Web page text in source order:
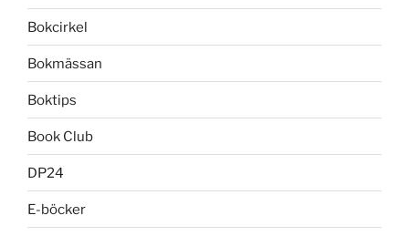
Bokcirkel
Bokmässan
Boktips
Book Club
DP24
E-böcker